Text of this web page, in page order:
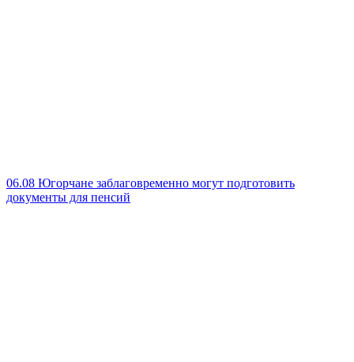
06.08 Югорчане заблаговременно могут подготовить
документы для пенсий